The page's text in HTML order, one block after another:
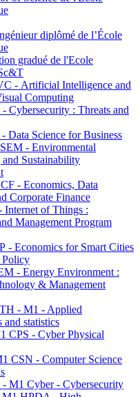
diplômé de l’École
gradué de l'Ecole
- Artificial Intelligence and
Computing
Cybersecurity : Threats and
Data Science for Business
- Environmental
Sustainability
- Economics, Data
Corporate Finance
of Things :
Management Program
- Economics for Smart Cities
Policy
- Energy Environment :
& Management
- M1 - Applied
and statistics
CPS - Cyber Physical
CSN - Computer Science
M1 Cyber - Cybersecurity